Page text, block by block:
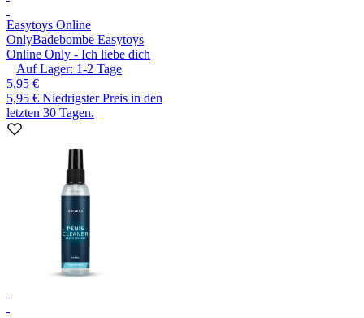
Easytoys Online
OnlyBadebombe Easytoys
Online Only - Ich liebe dich
Auf Lager: 1-2 Tage
5,95 €
5,95 € Niedrigster Preis in den
letzten 30 Tagen.